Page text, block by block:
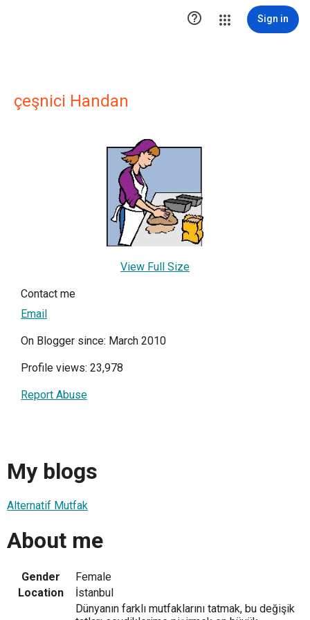
 Sign in
çeşnici Handan
View Full Size
Contact me
Email
On Blogger since: March 2010
Profile views: 23,978
Report Abuse
My blogs
Alternatif Mutfak
About me
Gender
Female
Location
İstanbul
Dünyanın farklı mutfaklarını tatmak, bu değişik